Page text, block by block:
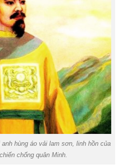
hùng áo vải lam sơn, linh hồn của
chống quân Minh.